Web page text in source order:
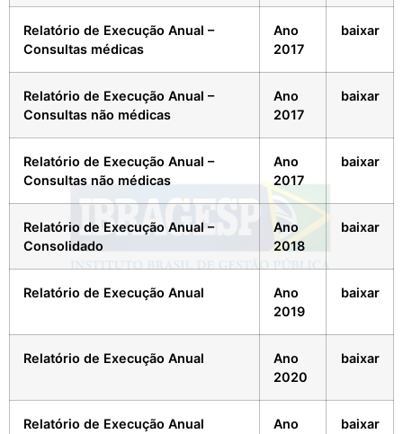
Relatório de Execução Anual –
Consultas médicas
Ano
2017
baixar
Relatório de Execução Anual –
Consultas não médicas
Ano
2017
baixar
Relatório de Execução Anual –
Consultas não médicas
Ano
2017
baixar
Relatório de Execução Anual –
Consolidado
Ano
2018
baixar
Relatório de Execução Anual
Ano
2019
baixar
Relatório de Execução Anual
Ano
2020
baixar
Relatório de Execução Anual
Ano
baixar